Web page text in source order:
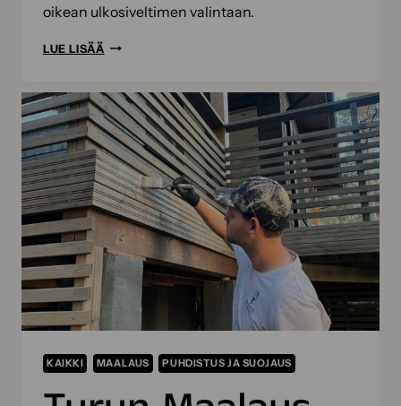
oikean ulkosiveltimen valintaan.
LUE LISÄÄ ULKOMAALAUSSIVELTIMEN
NÄIN
VALITSET
OIKEAN
SIVELTIMEN
ERI
MAALAUSKOHTEISIIN
KAIKKI MAALAUS PUHDISTUS JA SUOJAUS